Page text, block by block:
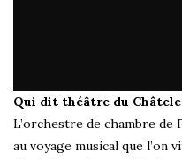
Qui dit théâtre du
L’orchestre de chambre de
au voyage musical que l’on